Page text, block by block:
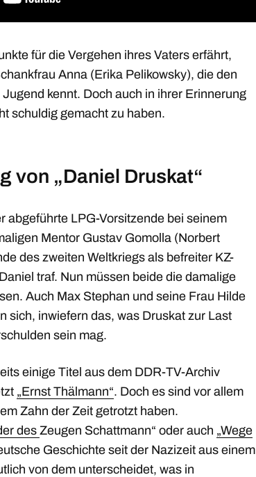
für die Vergehen ihres Vaters erfährt,
Anna (Erika Pelikowsky), die den
kennt. Doch auch in ihrer Erinnerung
schuldig gemacht zu haben.
von „Daniel Druskat“
abgeführte LPG-Vorsitzende bei seinem
Mentor Gustav Gomolla (Norbert
des zweiten Weltkriegs als befreiter KZ-
traf. Nun müssen beide die damalige
Auch Max Stephan und seine Frau Hilde
sich, inwiefern das, was Druskat zur Last
sein mag.
einige Titel aus dem DDR-TV-Archiv
„Ernst Thälmann“. Doch es sind vor allem
Zahn der Zeit getrotzt haben.
desZeugen Schattmann“ oder auch „Wege
Geschichte seit der Nazizeit aus einem
von dem unterscheidet, was in